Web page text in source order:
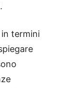
termini